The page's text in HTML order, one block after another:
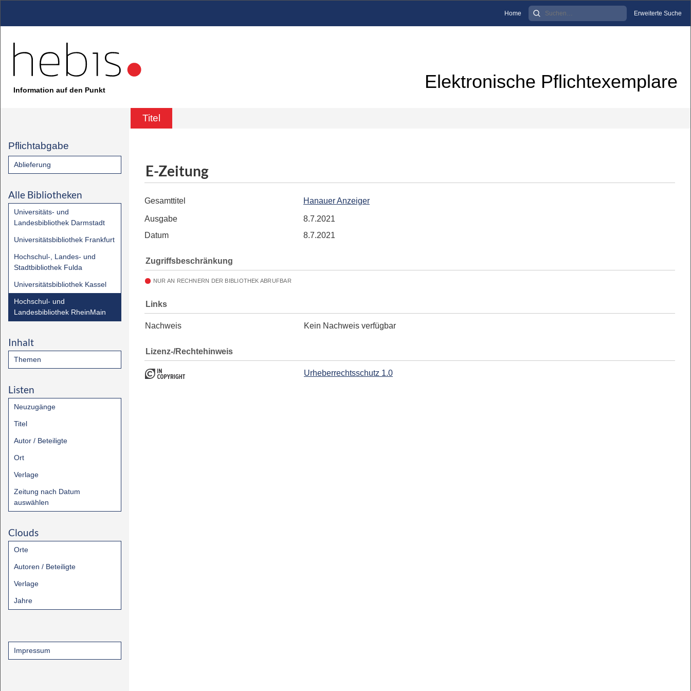
Home Erweiterte Suche
Information auf den Punkt Elektronische Pflichtexemplare
Titel
Pflichtabgabe
Ablieferung
Alle Bibliotheken
Universitäts- und
Landesbibliothek Darmstadt
Universitätsbibliothek Frankfurt
Hochschul-, Landes- und
Stadtbibliothek Fulda
Universitätsbibliothek Kassel
Hochschul- und
Landesbibliothek RheinMain
Inhalt
Themen
Listen
Neuzugänge
Titel
Autor / Beteiligte
Ort
Verlage
Zeitung nach Datum
auswählen
Clouds
Orte
Autoren / Beteiligte
Verlage
Jahre
Impressum
E-Zeitung
Gesamttitel Hanauer Anzeiger
Ausgabe
8.7.2021
Datum
8.7.2021
Zugriffsbeschränkung
NUR AN RECHNERN DER BIBLIOTHEK ABRUFBAR
Links
Nachweis Kein Nachweis verfügbar
Lizenz-/Rechtehinweis
Urheberrechtsschutz 1.0